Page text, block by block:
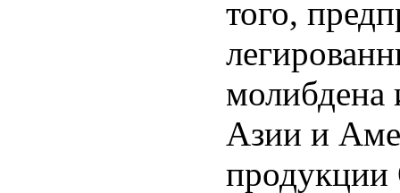
того,
молибдена
Азии и
продукции